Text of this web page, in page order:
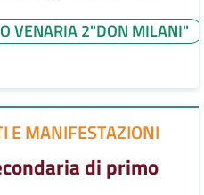
VENARIA 2"DON MILANI"
E MANIFESTAZIONI
di primo